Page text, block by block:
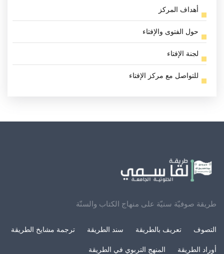
أهداف المركز
حول الفتوى والإفتاء
لجنة الإفتاء
للتواصل مع مركز الإفتاء
طريقة صوفيّة سنيّة على منهاج الكتاب والسنّة
التصوف تعريف بالطريقة سند الطريقة ترجمة مشايخ الطريقة
أوراد الطريقة المنهج التربوي في الطريقة